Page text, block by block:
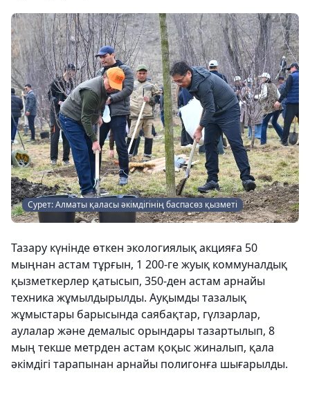
Сурет: Алматы қаласы әкімдігінің баспасөз қызметі
Тазару күнінде өткен экологиялық акцияға 50
мыңнан астам тұрғын, 1 200-ге жуық коммуналдық
қызметкерлер қатысып, 350-ден астам арнайы
техника жұмылдырылды. Ауқымды тазалық
жұмыстары барысында саябақтар, гүлзарлар,
аулалар және демалыс орындары тазартылып, 8
мың текше метрден астам қоқыс жиналып, қала
әкімдігі тарапынан арнайы полигонға шығарылды.